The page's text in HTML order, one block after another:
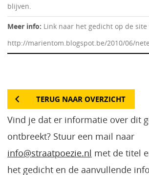
blijven.
Meer info: Link naar het gedicht op de
http://marientom.blogspot.be/2010/06/
TERUG NAAR OVERZICHT
Vind je dat er informatie over dit
ontbreekt? Stuur een mail naar
info@straatpoezie.nl met de titel
het gedicht en de aanvullende